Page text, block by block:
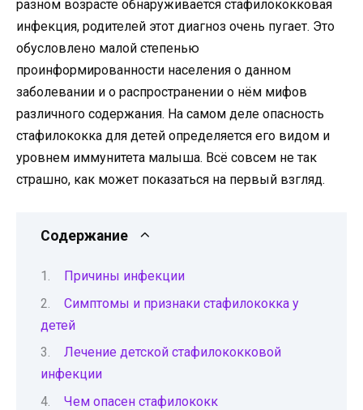
разном возрасте обнаруживается стафилококковая
инфекция, родителей этот диагноз очень пугает. Это
обусловлено малой степенью
проинформированности населения о данном
заболевании и о распространении о нём мифов
различного содержания. На самом деле опасность
стафилококка для детей определяется его видом и
уровнем иммунитета малыша. Всё совсем не так
страшно, как может показаться на первый взгляд.
Содержание
Причины инфекции
Симптомы и признаки стафилококка у
детей
Лечение детской стафилококковой
инфекции
Чем опасен стафилококк